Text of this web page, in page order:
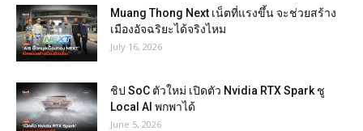
Muang Thong Next เน็ตที่แรงขึ้น จะช่วยสร้าง
เมืองอัจฉริยะได้จริงไหม
July 16, 2026
ชิป SoC ตัวใหม่ เปิดตัว Nvidia RTX Spark ชู
Local AI พกพาได้
June 5, 2026